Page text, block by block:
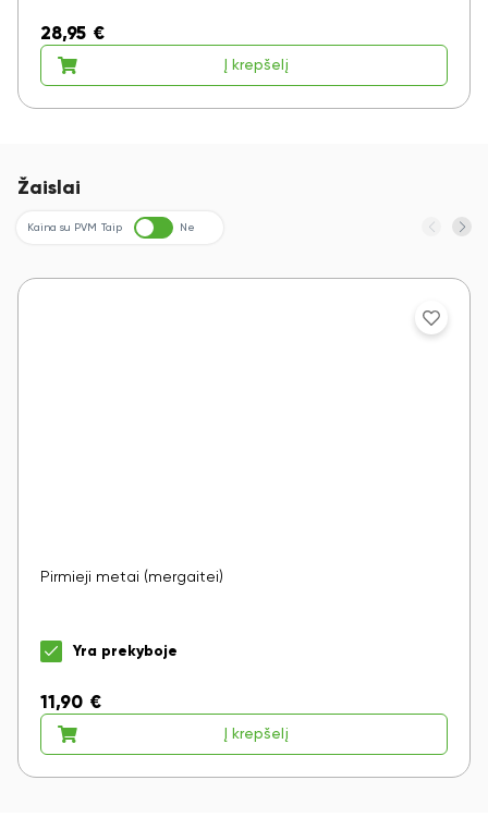
28,95 €
Į krepšelį
Žaislai
Kaina su PVM Taip Ne
Pirmieji metai (mergaitei)
Yra prekyboje
11,90 €
Į krepšelį